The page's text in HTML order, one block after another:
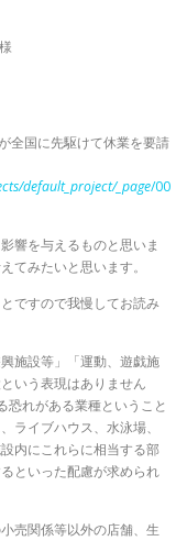
全国に先駆けて休業を要請
default_project/_page/00
響を与えるものと思いま
てみたいと思います。
ですので我慢してお読み
施設等」「運動、遊戯施
いう表現はありません
れがある業種ということ
ライブハウス、水泳場、
内にこれらに相当する部
といった配慮が求められ
売関係等以外の店舗、生